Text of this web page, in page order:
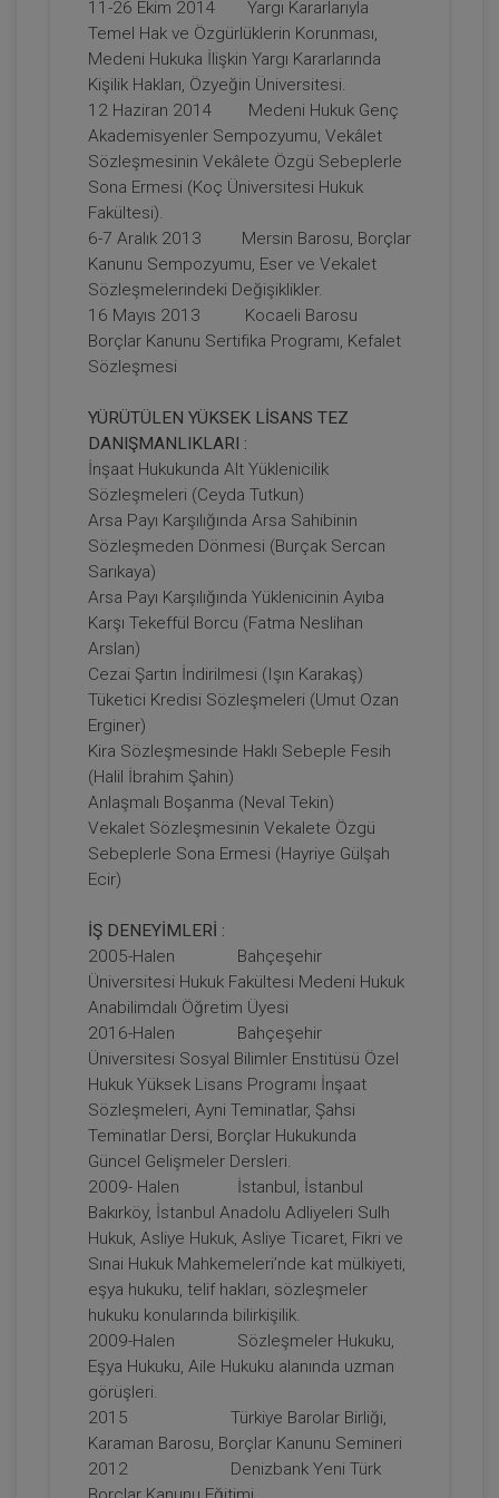
Hukuku - IV. Medeni Hukuk Kongresi -
VIII. Oturum
360 TL Sepete Ekle
Tüketici Hukuku Enstitüsü
Ayni Haklar - IV. Medeni Hukuk Kongresi
- VI. Oturum
360 TL Sepete Ekle
Tüketici Hukuku Enstitüsü
Boşanma Hukuku - IV. Medeni Hukuk
Kongresi - III. Oturum
360 TL
Tüketici Hukuku Enstitüsü
Kişiler Hukuku - IV. Medeni Hukuk
Kongresi - I. Oturum
360 TL
Tüketici Hukuku Enstitüsü
11-26 Ekim 2014 Yargı Kararlarıyla
Temel Hak ve Özgürlüklerin Korunması,
Medeni Hukuka İlişkin Yargı Kararlarında
Kişilik Hakları, Özyeğin Üniversitesi.
12 Haziran 2014 Medeni Hukuk Genç
Akademisyenler Sempozyumu, Vekâlet
Sözleşmesinin Vekâlete Özgü Sebeplerle
Sona Ermesi (Koç Üniversitesi Hukuk
Fakültesi).
6-7 Aralık 2013 Mersin Barosu, Borçlar
Kanunu Sempozyumu, Eser ve Vekalet
Sözleşmelerindeki Değişiklikler.
16 Mayıs 2013 Kocaeli Barosu
Borçlar Kanunu Sertifika Programı, Kefalet
Sözleşmesi
YÜRÜTÜLEN YÜKSEK LİSANS TEZ
DANIŞMANLIKLARI :
İnşaat Hukukunda Alt Yüklenicilik
Sözleşmeleri (Ceyda Tutkun)
Arsa Payı Karşılığında Arsa Sahibinin
Sözleşmeden Dönmesi (Burçak Sercan
Sarıkaya)
Arsa Payı Karşılığında Yüklenicinin Ayıba
Karşı Tekeffül Borcu (Fatma Neslihan
Arslan)
Cezai Şartın İndirilmesi (Işın Karakaş)
Tüketici Kredisi Sözleşmeleri (Umut Ozan
Erginer)
Kira Sözleşmesinde Haklı Sebeple Fesih
(Halil İbrahim Şahin)
Anlaşmalı Boşanma (Neval Tekin)
Vekalet Sözleşmesinin Vekalete Özgü
Sebeplerle Sona Ermesi (Hayriye Gülşah
Ecir)
İŞ DENEYİMLERİ :
2005-Halen Bahçeşehir
Üniversitesi Hukuk Fakültesi Medeni Hukuk
Anabilimdalı Öğretim Üyesi
2016-Halen Bahçeşehir
Üniversitesi Sosyal Bilimler Enstitüsü Özel
Hukuk Yüksek Lisans Programı İnşaat
Sözleşmeleri, Ayni Teminatlar, Şahsi
Teminatlar Dersi, Borçlar Hukukunda
Güncel Gelişmeler Dersleri.
2009- Halen İstanbul, İstanbul
Bakırköy, İstanbul Anadolu Adliyeleri Sulh
Hukuk, Asliye Hukuk, Asliye Ticaret, Fikri ve
Sınai Hukuk Mahkemeleri’nde kat mülkiyeti,
eşya hukuku, telif hakları, sözleşmeler
hukuku konularında bilirkişilik.
2009-Halen Sözleşmeler Hukuku,
Eşya Hukuku, Aile Hukuku alanında uzman
görüşleri.
2015 Türkiye Barolar Birliği,
Karaman Barosu, Borçlar Kanunu Semineri
2012 Denizbank Yeni Türk